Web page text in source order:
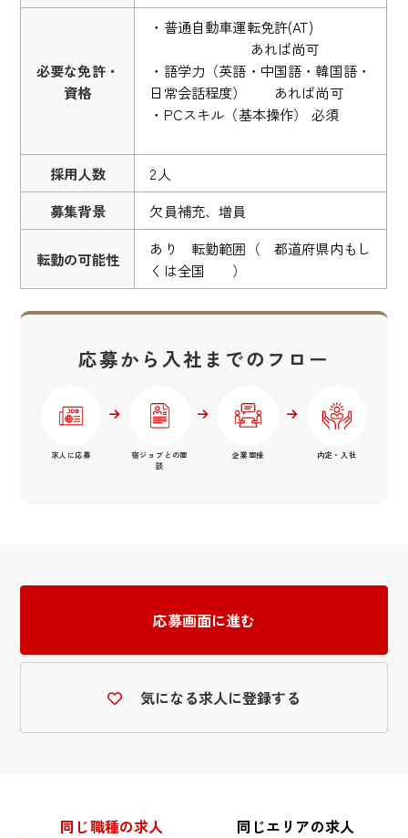
必要な免許・
資格
・普通自動車運転免許(AT)
あれば尚可
・語学力（英語・中国語・韓国語・
日常会話程度） あれば尚可
・PCスキル（基本操作） 必須
採用人数
2人
募集背景
欠員補充、増員
転勤の可能性
あり 転勤範囲（ 都道府県内もし
くは全国 ）
応募から入社までのフロー
求人に応募
宿ジョブとの面
談
企業面接 内定・入社
応募画面に進む
気になる求人に登録する
同じ職種の求人 同じエリアの求人